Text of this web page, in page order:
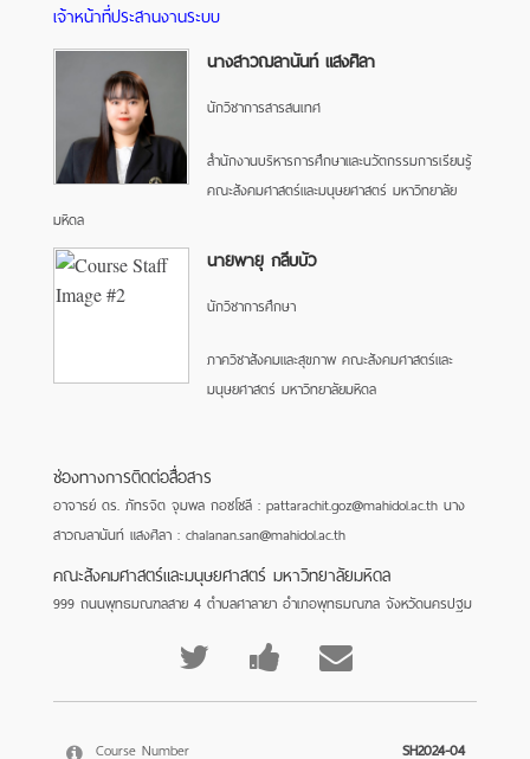
เจ้าหน้าที่ประสานงานระบบ
นางสาวฌลานันท์ แสงศิลา
นักวิชาการสารสนเทศ
สำนักงานบริหารการศึกษาและนวัตกรรมการเรียนรู้
คณะสังคมศาสตร์และมนุษยศาสตร์ มหาวิทยาลัย
มหิดล
นายพายุ กลีบบัว
นักวิชาการศึกษา
ภาควิชาสังคมและสุขภาพ คณะสังคมศาสตร์และ
มนุษยศาสตร์ มหาวิทยาลัยมหิดล
ช่องทางการติดต่อสื่อสาร
อาจารย์ ดร. ภัทรจิต จุมพล กอซโซลี : pattarachit.goz@mahidol.ac.th นาง
สาวฌลานันท์ แสงศิลา : chalanan.san@mahidol.ac.th
คณะสังคมศาสตร์และมนุษยศาสตร์ มหาวิทยาลัยมหิดล
999 ถนนพุทธมณฑลสาย 4 ตำบลศาลายา อำเภอพุทธมณฑล จังหวัดนครปฐม
Tweet
that
Post
a
Email
someone
Course Number SH2024-04